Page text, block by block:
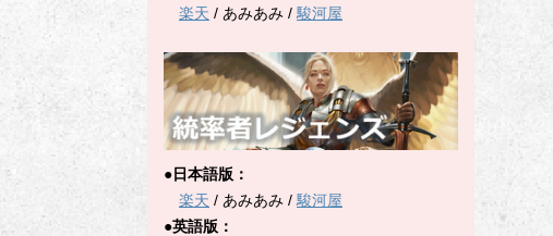
楽天 / あみあみ / 駿河屋
●日本語版：
楽天 / あみあみ / 駿河屋
●英語版：